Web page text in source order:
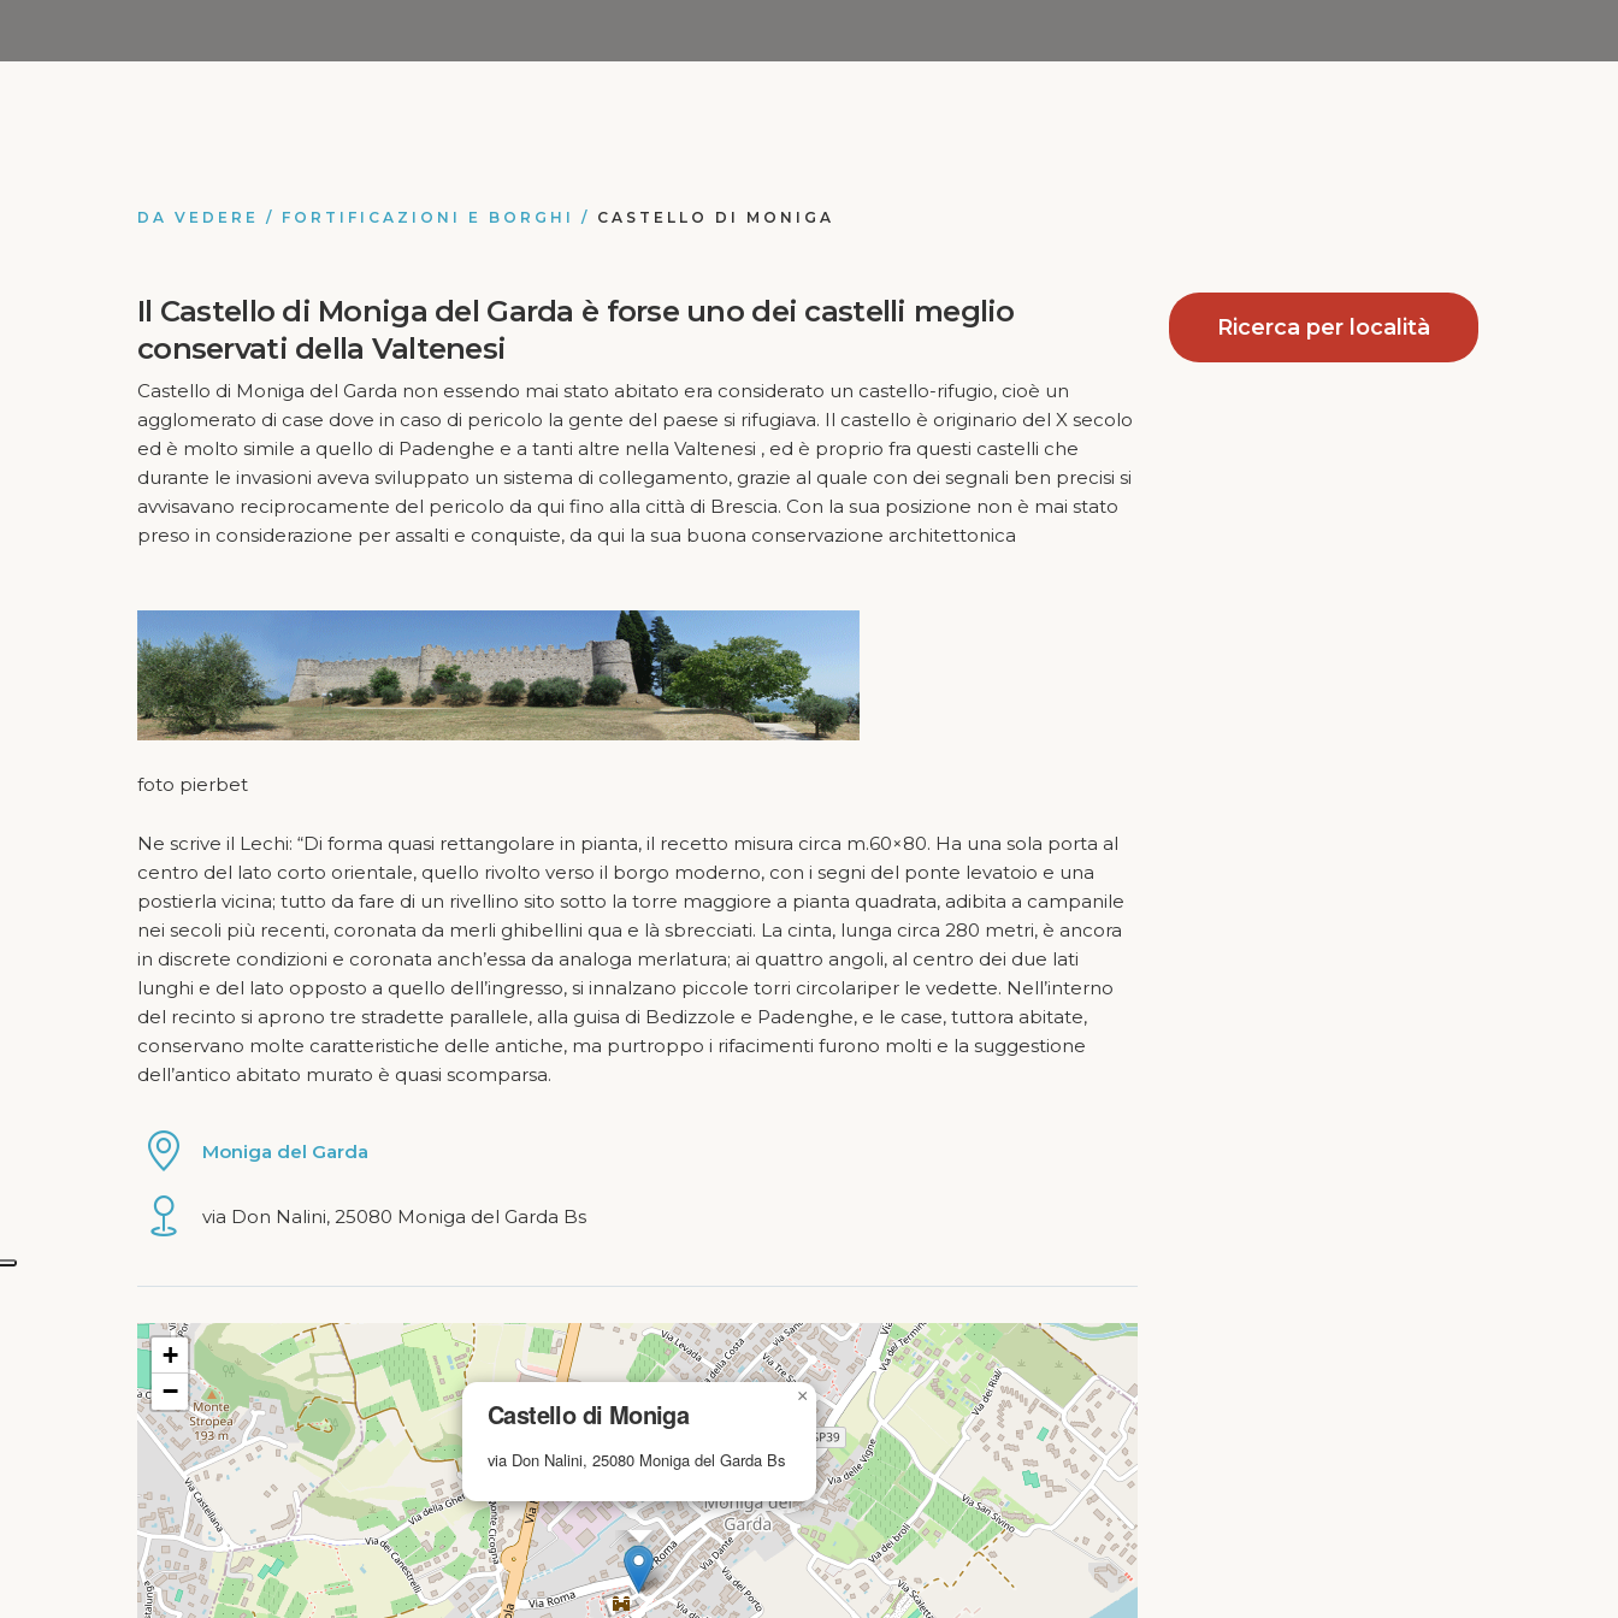
DA VEDERE / FORTIFICAZIONI E BORGHI / CASTELLO DI MONIGA
Il Castello di Moniga del Garda è forse uno dei castelli meglio
conservati della Valtenesi
Castello di Moniga del Garda non essendo mai stato abitato era considerato un castello-rifugio, cioè un
agglomerato di case dove in caso di pericolo la gente del paese si rifugiava. Il castello è originario del X secolo
ed è molto simile a quello di Padenghe e a tanti altre nella Valtenesi , ed è proprio fra questi castelli che
durante le invasioni aveva sviluppato un sistema di collegamento, grazie al quale con dei segnali ben precisi si
avvisavano reciprocamente del pericolo da qui fino alla città di Brescia. Con la sua posizione non è mai stato
preso in considerazione per assalti e conquiste, da qui la sua buona conservazione architettonica
foto pierbet
Ne scrive il Lechi: “Di forma quasi rettangolare in pianta, il recetto misura circa m.60×80. Ha una sola porta al
centro del lato corto orientale, quello rivolto verso il borgo moderno, con i segni del ponte levatoio e una
postierla vicina; tutto da fare di un rivellino sito sotto la torre maggiore a pianta quadrata, adibita a campanile
nei secoli più recenti, coronata da merli ghibellini qua e là sbrecciati. La cinta, lunga circa 280 metri, è ancora
in discrete condizioni e coronata anch’essa da analoga merlatura; ai quattro angoli, al centro dei due lati
lunghi e del lato opposto a quello dell’ingresso, si innalzano piccole torri circolariper le vedette. Nell’interno
del recinto si aprono tre stradette parallele, alla guisa di Bedizzole e Padenghe, e le case, tuttora abitate,
conservano molte caratteristiche delle antiche, ma purtroppo i rifacimenti furono molti e la suggestione
dell’antico abitato murato è quasi scomparsa.
Moniga del Garda
via Don Nalini, 25080 Moniga del Garda Bs
mappa in caricamento...
Castello di Moniga
via Don Nalini, 25080 Moniga del Garda Bs
×
+
−
Ricerca per località